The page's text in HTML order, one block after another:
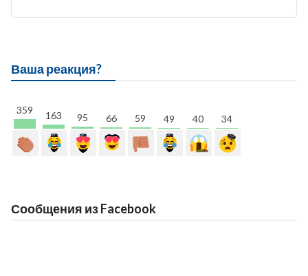
Ваша реакция?
359 163 95 66 59 49 40 34
Сообщения из Facebook